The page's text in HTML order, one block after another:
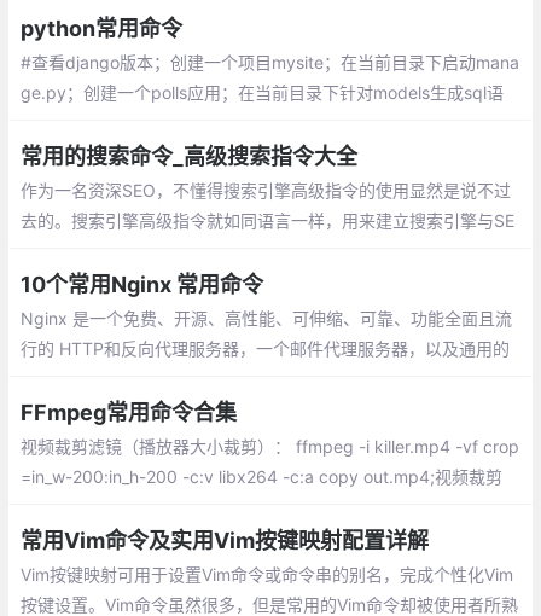
python常用命令
#查看django版本；创建一个项目mysite；在当前目录下启动mana
ge.py；创建一个polls应用；在当前目录下针对models生成sql语
常用的搜索命令_高级搜索指令大全
作为一名资深SEO，不懂得搜索引擎高级指令的使用显然是说不过
去的。搜索引擎高级指令就如同语言一样，用来建立搜索引擎与SE
10个常用Nginx 常用命令
Nginx 是一个免费、开源、高性能、可伸缩、可靠、功能全面且流
行的 HTTP和反向代理服务器，一个邮件代理服务器，以及通用的
FFmpeg常用命令合集
视频裁剪滤镜（播放器大小裁剪）： ffmpeg -i killer.mp4 -vf crop
=in_w-200:in_h-200 -c:v libx264 -c:a copy out.mp4;视频裁剪
常用Vim命令及实用Vim按键映射配置详解
Vim按键映射可用于设置Vim命令或命令串的别名，完成个性化Vim
按键设置。Vim命令虽然很多，但是常用的Vim命令却被使用者所熟